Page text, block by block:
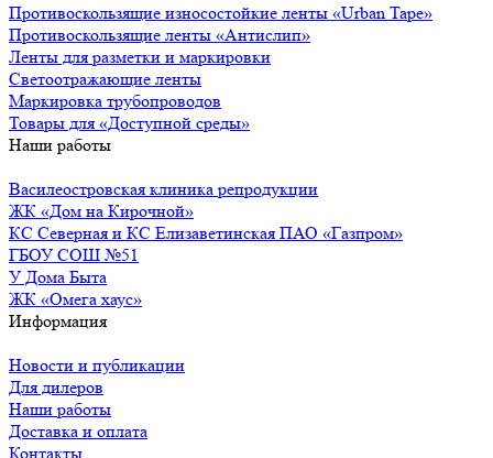
Противоскользящие износостойкие ленты «Urban Tape»
Противоскользящие ленты «Антислип»
Ленты для разметки и маркировки
Светоотражающие ленты
Маркировка трубопроводов
Товары для «Доступной среды»
Наши работы
Василеостровская клиника репродукции
ЖК «Дом на Кирочной»
КС Северная и КС Елизаветинская ПАО «Газпром»
ГБОУ СОШ №51
У Дома Быта
ЖК «Омега хаус»
Информация
Новости и публикации
Для дилеров
Наши работы
Доставка и оплата
Контакты